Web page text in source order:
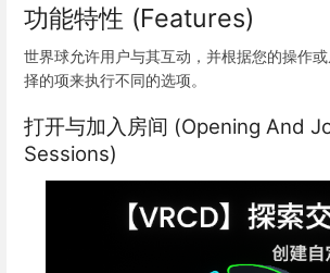
功能特性 (Features)
世界球允许用户与其互动，并根据您的操作
择的项来执行不同的选项。
打开与加入房间 (Opening And
Sessions)